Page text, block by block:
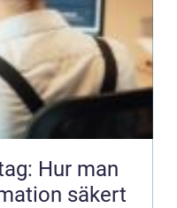
Hur man
säkert